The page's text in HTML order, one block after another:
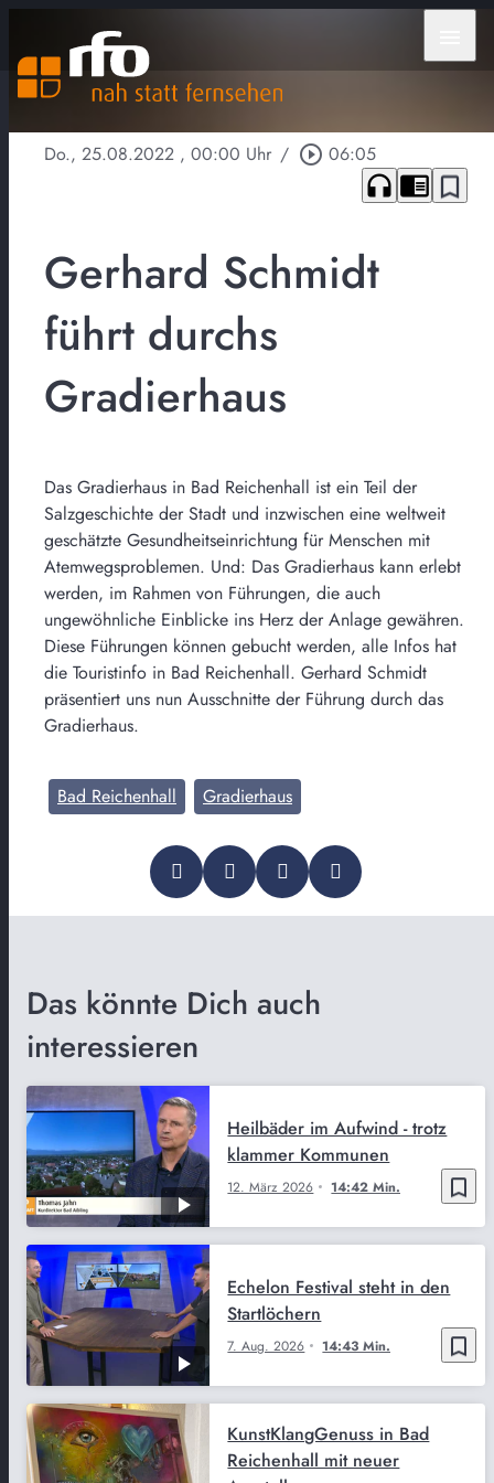
Do., 25.08.2022 , 00:00 Uhr / play_circle_outline 06:05
headphones chrome_reader_mode bookmark_border
Gerhard Schmidt
führt durchs
Gradierhaus
Das Gradierhaus in Bad Reichenhall ist ein Teil der
Salzgeschichte der Stadt und inzwischen eine weltweit
geschätzte Gesundheitseinrichtung für Menschen mit
Atemwegsproblemen. Und: Das Gradierhaus kann erlebt
werden, im Rahmen von Führungen, die auch
ungewöhnliche Einblicke ins Herz der Anlage gewähren.
Diese Führungen können gebucht werden, alle Infos hat
die Touristinfo in Bad Reichenhall. Gerhard Schmidt
präsentiert uns nun Ausschnitte der Führung durch das
Gradierhaus.
Bad Reichenhall Gradierhaus
Das könnte Dich auch
interessieren
bookmark_border
12. März 2026 14:42 Min.
Heilbäder im Aufwind - trotz
klammer Kommunen
bookmark_border
7. Aug. 2026 14:43 Min.
Echelon Festival steht in den
Startlöchern
KunstKlangGenuss in Bad
Reichenhall mit neuer